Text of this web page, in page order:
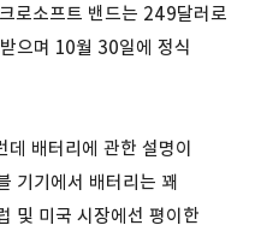
로소프트 밴드는 249달러로
으며 10월 30일에 정식
데 배터리에 관한 설명이
기기에서 배터리는 꽤
및 미국 시장에선 평이한